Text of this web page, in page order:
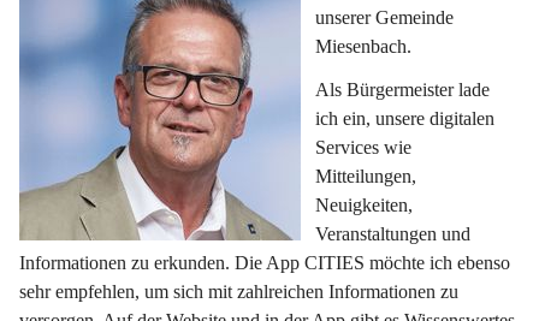
unserer Gemeinde
Miesenbach.
Als Bürgermeister lade
ich ein, unsere digitalen
Services wie
Mitteilungen,
Neuigkeiten,
Veranstaltungen und
Informationen zu erkunden. Die App CITIES möchte ich ebenso
sehr empfehlen, um sich mit zahlreichen Informationen zu